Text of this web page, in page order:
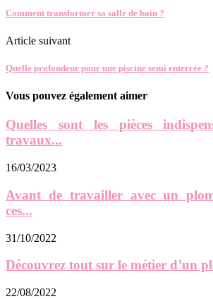
Comment transformer sa salle de bain ?
Article suivant
Quelle profondeur pour une piscine semi enterrée ?
Vous pouvez également aimer
Quelles sont les pièces
travaux...
16/03/2023
Avant de travailler avec un
ces...
31/10/2022
Découvrez tout sur le métier d’un
22/08/2022